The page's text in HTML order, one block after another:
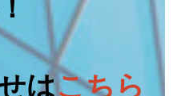
はこちら